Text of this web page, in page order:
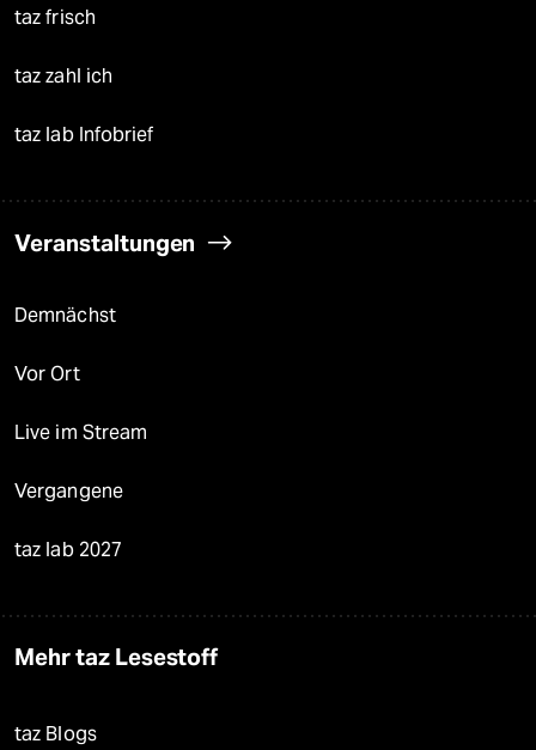
taz frisch
taz zahl ich
taz lab Infobrief
Veranstaltungen
Demnächst
Vor Ort
Live im Stream
Vergangene
taz lab 2027
Mehr taz Lesestoff
taz Blogs